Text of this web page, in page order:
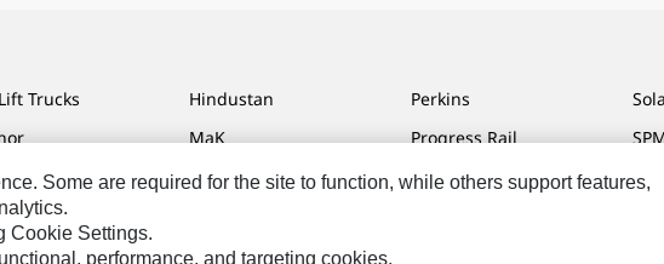
Trucks
Hindustan
MaK
MWM
Perkins
Progress Rail
SEM
Some are required for the site to function, while others support features,
Cookie Settings.
performance, and targeting cookies.